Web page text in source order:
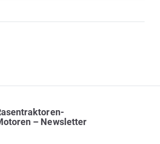
– Newsletter